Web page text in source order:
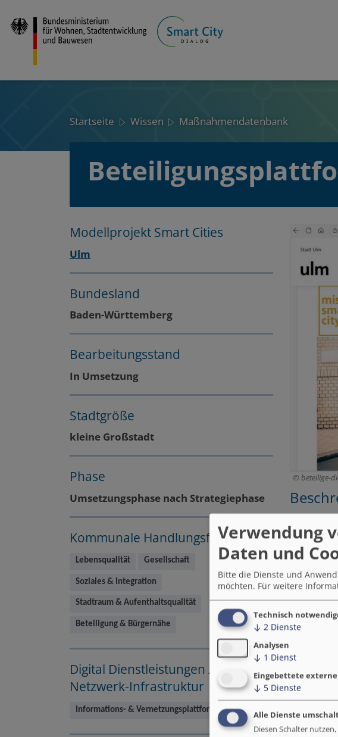
zum
Inhalt
Startseite Wissen Maßnahmendatenbank
Zum
Seitenbereich
Zum
Hauptinhalt
Layout
Modellprojekt Smart Cities
Ulm
Bundesland
Baden-Württemberg
Bearbeitungsstand
In Umsetzung
Stadtgröße
kleine Großstadt
Phase
Umsetzungsphase nach Strategiephase
Kommunale Handlungsfelder
Lebensqualität Gesellschaft
Soziales & Integration
Stadtraum & Aufenthaltsqualität
Beteiligung & Bürgernähe
Digital Dienstleistungen /
Netzwerk-Infrastruktur
Informations- & Vernetzungsplattform
beteilige-
Eine
Rahmen
zentrale
sind
und soll
wie auch
Kontakt
Verwendung
Daten und
Bitte die Dienste und
möchten. Für weitere
Technisch
↓ 2 Dienste
Analysen
↓ 1 Dienst
Eingebettete
↓ 5 Dienste
Alle Dienste
Diesen Schalter